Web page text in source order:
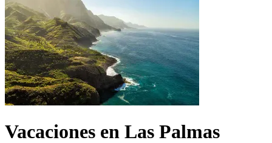
Vacaciones en Las Palmas